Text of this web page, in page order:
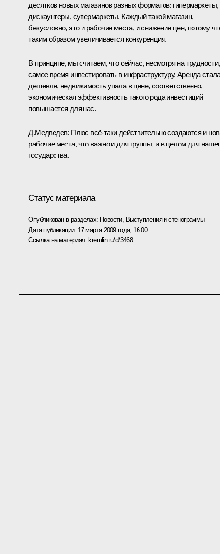
десятков новых магазинов разных форматов: гипермаркеты,
дискаунтеры, супермаркеты. Каждый такой магазин,
безусловно, это и рабочие места, и снижение цен, потому
таким образом увеличивается конкуренция.
В принципе, мы считаем, что сейчас, несмотря на трудности,
самое время инвестировать в инфраструктуру. Аренда стала
дешевле, недвижимость упала в цене, соответственно,
экономическая эффективность такого рода инвестиций
повышается для нас.
Д.Медведев: Плюс всё‑таки действительно создаются и
рабочие места, что важно и для группы, и в целом для
государства.
Статус материала
Опубликован в разделах: Новости, Выступления и стенограммы
Дата публикации: 17 марта 2009 года, 16:00
Ссылка на материал: kremlin.ru/d/3468